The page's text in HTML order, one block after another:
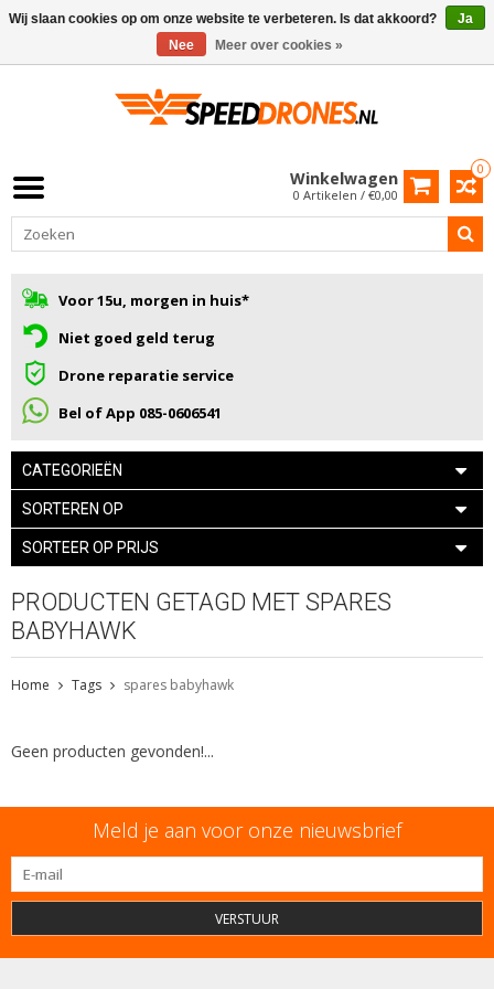
0
Winkelwagen
0 Artikelen / €0,00
Voor 15u, morgen in huis*
Niet goed geld terug
Drone reparatie service
Bel of App 085-0606541
CATEGORIEËN
SORTEREN OP
SORTEER OP PRIJS
PRODUCTEN GETAGD MET SPARES
BABYHAWK
Home Tags spares babyhawk
Geen producten gevonden!...
Meld je aan voor onze nieuwsbrief
VERSTUUR
Wij slaan cookies op om onze website te verbeteren. Is dat akkoord?
Ja
Nee
Meer over cookies »